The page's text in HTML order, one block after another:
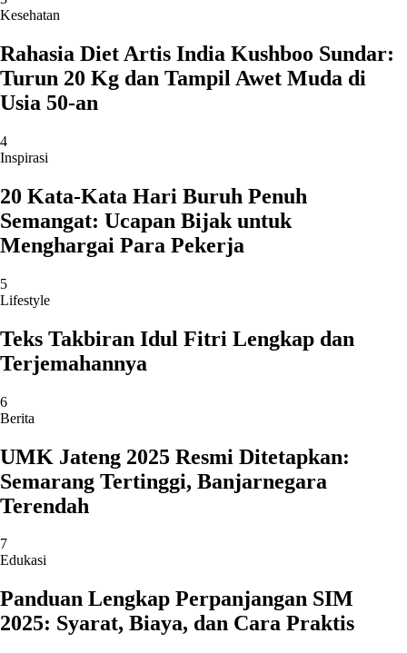
Kesehatan
Rahasia Diet Artis India Kushboo Sundar:
Turun 20 Kg dan Tampil Awet Muda di
Usia 50-an
4
Inspirasi
20 Kata-Kata Hari Buruh Penuh
Semangat: Ucapan Bijak untuk
Menghargai Para Pekerja
5
Lifestyle
Teks Takbiran Idul Fitri Lengkap dan
Terjemahannya
6
Berita
UMK Jateng 2025 Resmi Ditetapkan:
Semarang Tertinggi, Banjarnegara
Terendah
7
Edukasi
Panduan Lengkap Perpanjangan SIM
2025: Syarat, Biaya, dan Cara Praktis